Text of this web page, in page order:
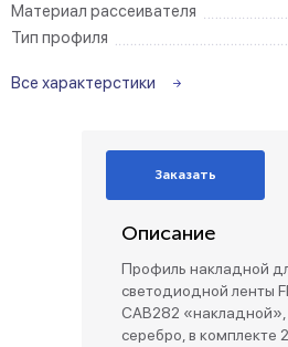
Материал рассеивателя
Тип профиля
Все характерстики
Заказать
Описание
Профиль накладной
светодиодной ленты
CAB282 «накладной»,
серебро, в комплекте